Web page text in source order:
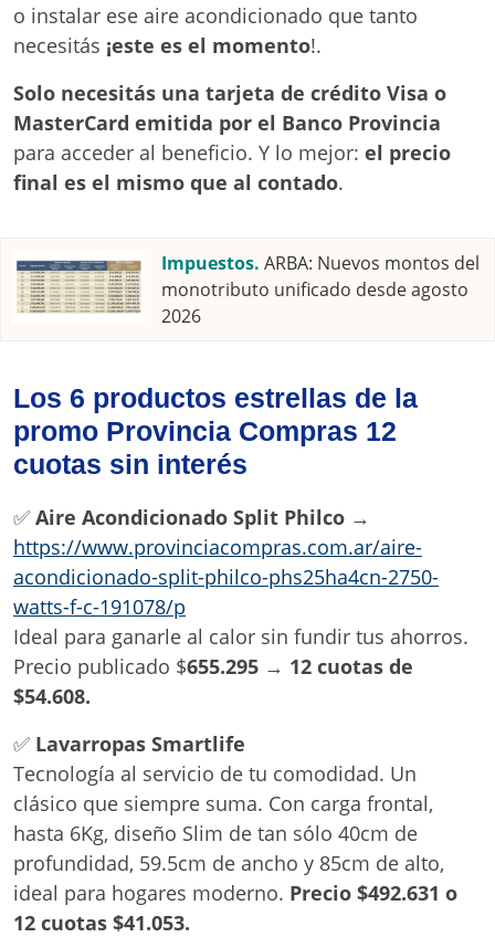
o instalar ese aire acondicionado que tanto
necesitás ¡este es el momento!.
Solo necesitás una tarjeta de crédito Visa o
MasterCard emitida por el Banco Provincia
para acceder al beneficio. Y lo mejor: el precio
final es el mismo que al contado.
Impuestos. ARBA: Nuevos montos del
monotributo unificado desde agosto
2026
Los 6 productos estrellas de la
promo Provincia Compras 12
cuotas sin interés
✅ Aire Acondicionado Split Philco →
https://www.provinciacompras.com.ar/aire-
acondicionado-split-philco-phs25ha4cn-2750-
watts-f-c-191078/p
Ideal para ganarle al calor sin fundir tus ahorros.
Precio publicado $655.295 → 12 cuotas de
$54.608.
✅ Lavarropas Smartlife
Tecnología al servicio de tu comodidad. Un
clásico que siempre suma. Con carga frontal,
hasta 6Kg, diseño Slim de tan sólo 40cm de
profundidad, 59.5cm de ancho y 85cm de alto,
ideal para hogares moderno. Precio $492.631 o
12 cuotas $41.053.